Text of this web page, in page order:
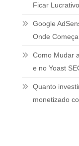
Ficar Lucrativo
Google
Onde
Como Mudar
e no Yoast
Quanto
monetizado